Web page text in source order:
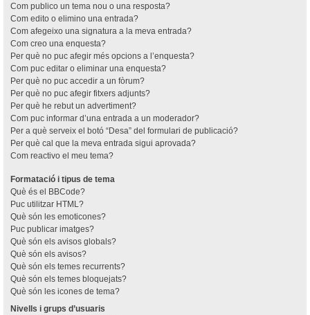
Com publico un tema nou o una resposta?
Com edito o elimino una entrada?
Com afegeixo una signatura a la meva entrada?
Com creo una enquesta?
Per què no puc afegir més opcions a l’enquesta?
Com puc editar o eliminar una enquesta?
Per què no puc accedir a un fòrum?
Per què no puc afegir fitxers adjunts?
Per què he rebut un advertiment?
Com puc informar d’una entrada a un moderador?
Per a què serveix el botó “Desa” del formulari de publicació?
Per què cal que la meva entrada sigui aprovada?
Com reactivo el meu tema?
Formatació i tipus de tema
Què és el BBCode?
Puc utilitzar HTML?
Què són les emoticones?
Puc publicar imatges?
Què són els avisos globals?
Què són els avisos?
Què són els temes recurrents?
Què són els temes bloquejats?
Què són les icones de tema?
Nivells i grups d’usuaris